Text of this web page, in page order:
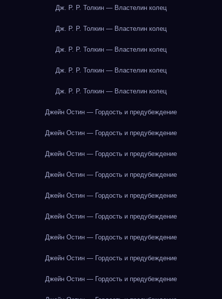
Дж. Р. Р. Толкин — Властелин колец
Дж. Р. Р. Толкин — Властелин колец
Дж. Р. Р. Толкин — Властелин колец
Дж. Р. Р. Толкин — Властелин колец
Дж. Р. Р. Толкин — Властелин колец
Джейн Остин — Гордость и предубеждение
Джейн Остин — Гордость и предубеждение
Джейн Остин — Гордость и предубеждение
Джейн Остин — Гордость и предубеждение
Джейн Остин — Гордость и предубеждение
Джейн Остин — Гордость и предубеждение
Джейн Остин — Гордость и предубеждение
Джейн Остин — Гордость и предубеждение
Джейн Остин — Гордость и предубеждение